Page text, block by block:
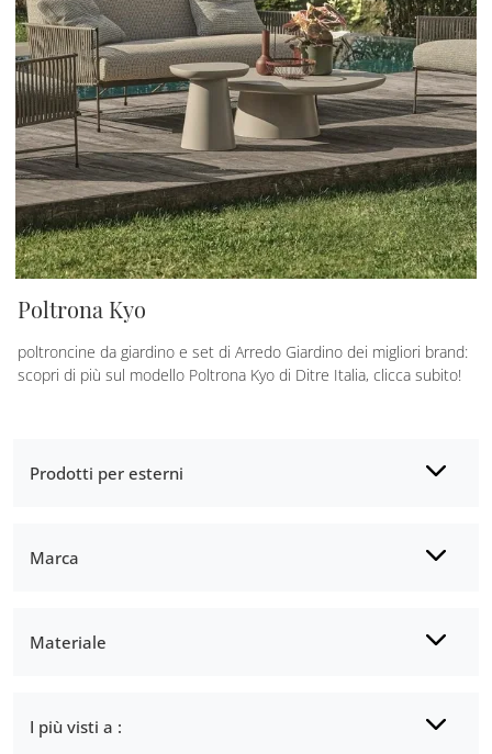
Prodotti per esterni
Marca
Materiale
I più visti a :
Poltrona Kyo
poltroncine da giardino e set di Arredo Giardino dei migliori brand:
scopri di più sul modello Poltrona Kyo di Ditre Italia, clicca subito!